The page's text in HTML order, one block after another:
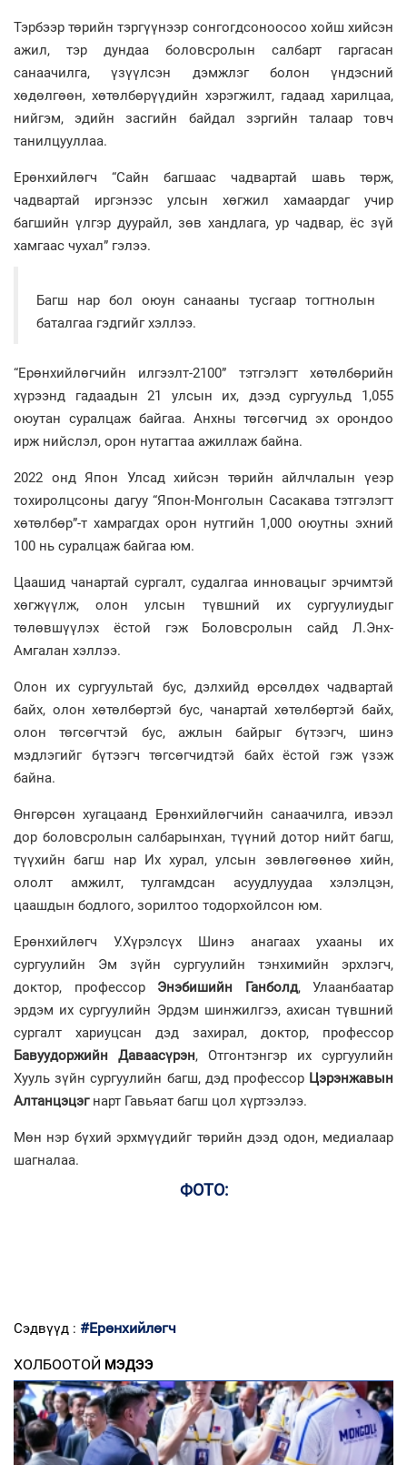
Тэрбээр төрийн тэргүүнээр сонгогдсоноосоо хойш хийсэн
ажил, тэр дундаа боловсролын салбарт гаргасан
санаачилга, үзүүлсэн дэмжлэг болон үндэсний
хөдөлгөөн, хөтөлбөрүүдийн хэрэгжилт, гадаад харилцаа,
нийгэм, эдийн засгийн байдал зэргийн талаар товч
танилцууллаа.
Ерөнхийлөгч “Сайн багшаас чадвартай шавь төрж,
чадвартай иргэнээс улсын хөгжил хамаардаг учир
багшийн үлгэр дуурайл, зөв хандлага, ур чадвар, ёс зүй
хамгаас чухал” гэлээ.
Багш нар бол оюун санааны тусгаар тогтнолын
баталгаа гэдгийг хэллээ.
“Ерөнхийлөгчийн илгээлт-2100” тэтгэлэгт хөтөлбөрийн
хүрээнд гадаадын 21 улсын их, дээд сургуульд 1,055
оюутан суралцаж байгаа. Анхны төгсөгчид эх орондоо
ирж нийслэл, орон нутагтаа ажиллаж байна.
2022 онд Япон Улсад хийсэн төрийн айлчлалын үеэр
тохиролцсоны дагуу “Япон-Монголын Сасакава тэтгэлэгт
хөтөлбөр”-т хамрагдах орон нутгийн 1,000 оюутны эхний
100 нь суралцаж байгаа юм.
Цаашид чанартай сургалт, судалгаа инновацыг эрчимтэй
хөгжүүлж, олон улсын түвшний их сургуулиудыг
төлөвшүүлэх ёстой гэж Боловсролын сайд Л.Энх-
Амгалан хэллээ.
Олон их сургуультай бус, дэлхийд өрсөлдөх чадвартай
байх, олон хөтөлбөртэй бус, чанартай хөтөлбөртэй байх,
олон төгсөгчтэй бус, ажлын байрыг бүтээгч, шинэ
мэдлэгийг бүтээгч төгсөгчидтэй байх ёстой гэж үзэж
байна.
Өнгөрсөн хугацаанд Ерөнхийлөгчийн санаачилга, ивээл
дор боловсролын салбарынхан, түүний дотор нийт багш,
түүхийн багш нар Их хурал, улсын зөвлөгөөнөө хийн,
ололт амжилт, тулгамдсан асуудлуудаа хэлэлцэн,
цаашдын бодлого, зорилтоо тодорхойлсон юм.
Ерөнхийлөгч У.Хүрэлсүх Шинэ анагаах ухааны их
сургуулийн Эм зүйн сургуулийн тэнхимийн эрхлэгч,
доктор, профессор Энэбишийн Ганболд, Улаанбаатар
эрдэм их сургуулийн Эрдэм шинжилгээ, ахисан түвшний
сургалт хариуцсан дэд захирал, доктор, профессор
Бавуудоржийн Даваасүрэн, Отгонтэнгэр их сургуулийн
Хууль зүйн сургуулийн багш, дэд профессор Цэрэнжавын
Алтанцэцэгнарт Гавьяат багш цол хүртээлээ.
Мөн нэр бүхий эрхмүүдийг төрийн дээд одон, медиалаар
шагналаа.
ФОТО:
Сэдвүүд : #Ерөнхийлөгч
ХОЛБООТОЙ МЭДЭЭ